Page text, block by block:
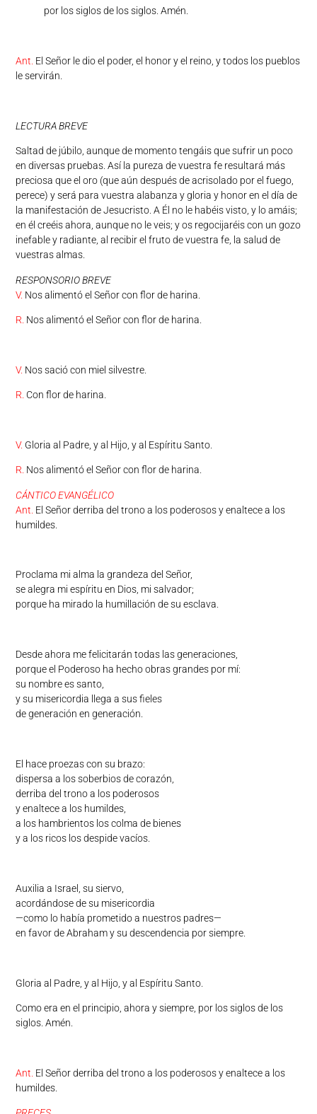
por los siglos de los siglos. Amén.
Ant. El Señor le dio el poder, el honor y el reino, y todos los pueblos
le servirán.
LECTURA BREVE
Saltad de júbilo, aunque de momento tengáis que sufrir un poco
en diversas pruebas. Así la pureza de vuestra fe resultará más
preciosa que el oro (que aún después de acrisolado por el fuego,
perece) y será para vuestra alabanza y gloria y honor en el día de
la manifestación de Jesucristo. A Él no le habéis visto, y lo amáis;
en él creéis ahora, aunque no le veis; y os regocijaréis con un gozo
inefable y radiante, al recibir el fruto de vuestra fe, la salud de
vuestras almas.
RESPONSORIO BREVE
V. Nos alimentó el Señor con flor de harina.
R. Nos alimentó el Señor con flor de harina.
V. Nos sació con miel silvestre.
R. Con flor de harina.
V. Gloria al Padre, y al Hijo, y al Espíritu Santo.
R. Nos alimentó el Señor con flor de harina.
CÁNTICO EVANGÉLICO
Ant. El Señor derriba del trono a los poderosos y enaltece a los
humildes.
Proclama mi alma la grandeza del Señor,
se alegra mi espíritu en Dios, mi salvador;
porque ha mirado la humillación de su esclava.
Desde ahora me felicitarán todas las generaciones,
porque el Poderoso ha hecho obras grandes por mí:
su nombre es santo,
y su misericordia llega a sus fieles
de generación en generación.
El hace proezas con su brazo:
dispersa a los soberbios de corazón,
derriba del trono a los poderosos
y enaltece a los humildes,
a los hambrientos los colma de bienes
y a los ricos los despide vacíos.
Auxilia a Israel, su siervo,
acordándose de su misericordia
—como lo había prometido a nuestros padres—
en favor de Abraham y su descendencia por siempre.
Gloria al Padre, y al Hijo, y al Espíritu Santo.
Como era en el principio, ahora y siempre, por los siglos de los
siglos. Amén.
Ant. El Señor derriba del trono a los poderosos y enaltece a los
humildes.